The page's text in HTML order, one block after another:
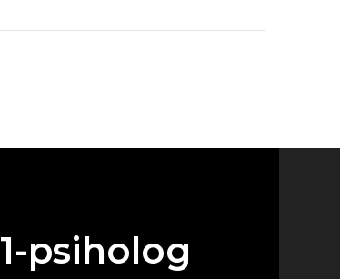
1-psiholog